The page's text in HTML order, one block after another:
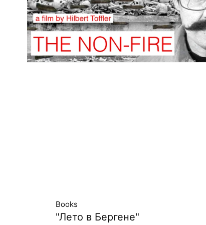
Books
"Лето в Бергене"